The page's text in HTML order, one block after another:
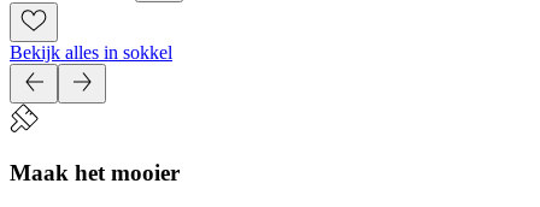
Bekijk alles in sokkel
Maak het mooier